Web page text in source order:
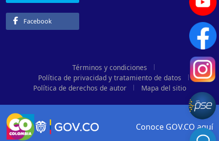
Facebook
Términos y condiciones
Política de privacidad y tratamiento de datos
Política de derechos de autor
Mapa del sitio
Conoce GOV.CO aquí